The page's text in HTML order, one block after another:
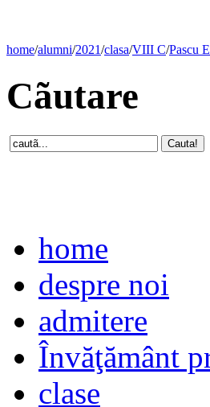
home/alumni/2021/clasa/VIII C/Pascu
Cãutare
home
despre noi
admitere
Învăţământ
clase